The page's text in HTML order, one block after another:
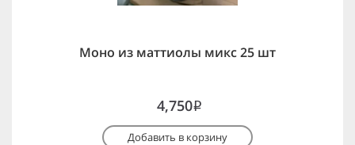
Моно из маттиолы микс 25 шт
4,750i
Добавить в корзину